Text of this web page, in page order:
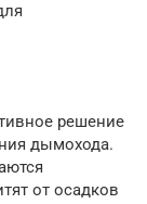
решение
дымохода.
от осадков